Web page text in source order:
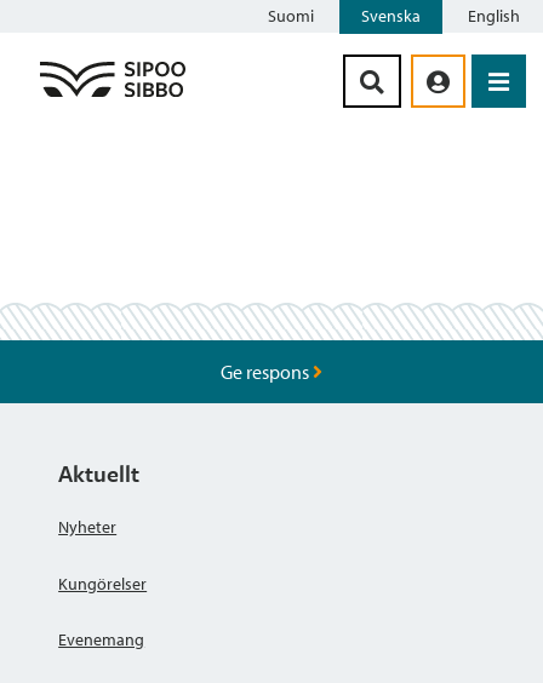
Suomi Svenska English
Ge respons
Aktuellt
Nyheter
Kungörelser
Evenemang